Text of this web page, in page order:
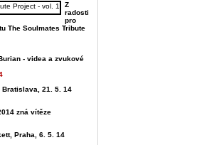
Z
radosti
pro
The Soulmates Tribute
- videa a zvukové
Bratislava, 21. 5. 14
zná vítěze
Praha, 6. 5. 14